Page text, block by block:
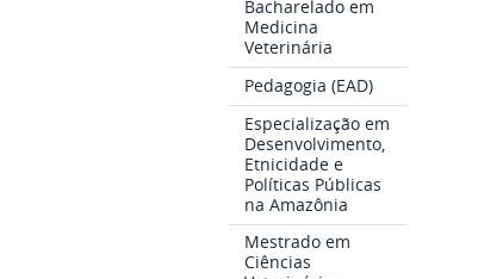
Bacharelado em
Medicina
Veterinária
Pedagogia (EAD)
Especialização em
Desenvolvimento,
Etnicidade e
Políticas Públicas
na Amazônia
Mestrado em
Ciências